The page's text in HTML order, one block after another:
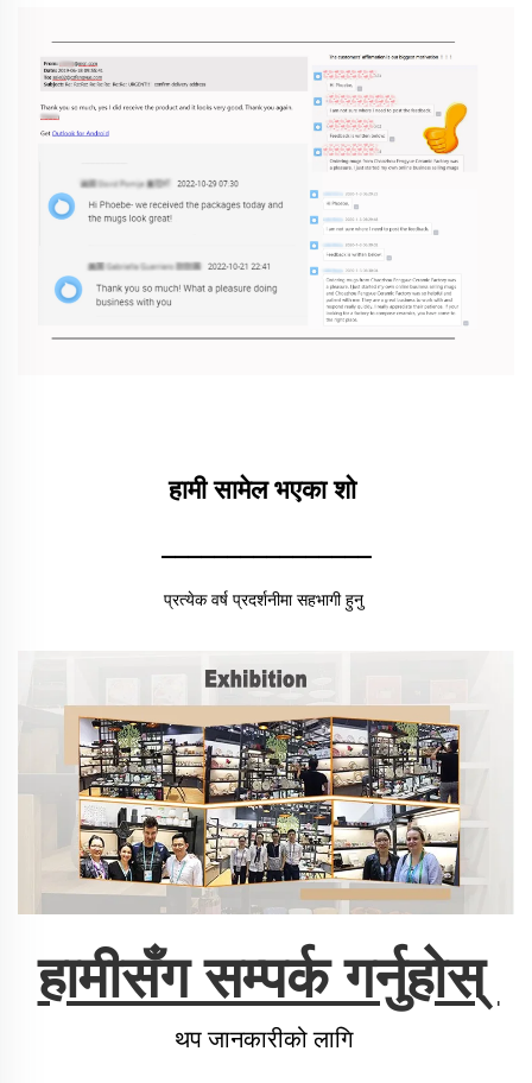
हामी सामेल भएका शो
________________
प्रत्येक वर्ष प्रदर्शनीमा सहभागी हुनु
हामीसँग सम्पर्क गर्नुहोस्
थप जानकारीको लागि